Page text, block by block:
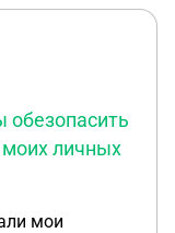
обезопасить
личных
мои